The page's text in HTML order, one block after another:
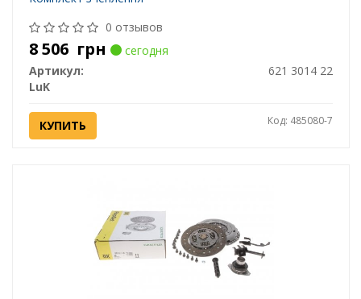
0 отзывов
8 506 грн
сегодня
Артикул:
621 3014 22
LuK
КУПИТЬ Код: 485080-7